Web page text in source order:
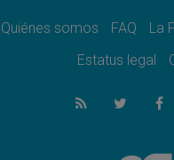
07.08.2026
se
Honduras:
crisis
Bokalic:
Quiénes somos FAQ La
Estatus legal